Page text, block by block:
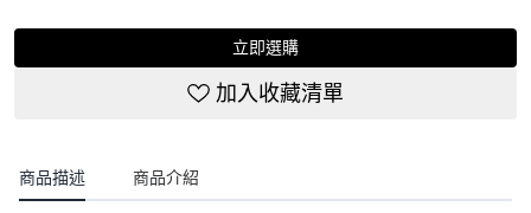
立即選購
加入收藏清單
商品描述 商品介紹